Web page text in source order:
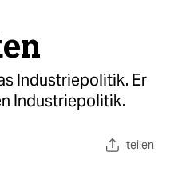
Industriepolitik. Er
Industriepolitik.
teilen